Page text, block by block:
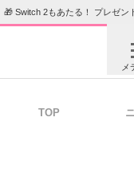
🎁 Switch 2もあたる！ プレゼン
メ
TOP